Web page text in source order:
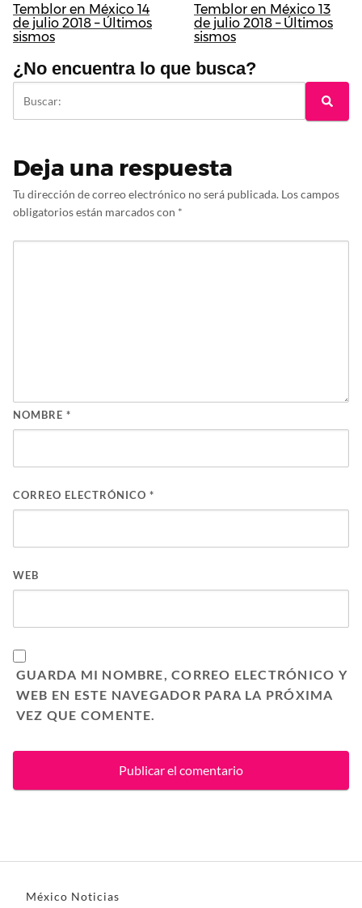
Temblor en México 14
de julio 2018 – Últimos
sismos
Temblor en México 13
de julio 2018 – Últimos
sismos
¿No encuentra lo que busca?
Deja una respuesta
Tu dirección de correo electrónico no será publicada. Los campos
obligatorios están marcados con *
NOMBRE *
CORREO ELECTRÓNICO *
WEB
GUARDA MI NOMBRE, CORREO ELECTRÓNICO Y
WEB EN ESTE NAVEGADOR PARA LA PRÓXIMA
VEZ QUE COMENTE.
México Noticias